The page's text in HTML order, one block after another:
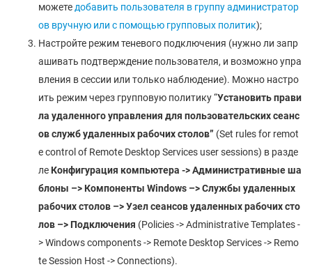
можете добавить пользователя в группу администратор
ов вручную или с помощью групповых политик);
Настройте режим теневого подключения (нужно ли запр
ашивать подтверждение пользователя, и возможно упра
вления в сессии или только наблюдение). Можно настро
ить режим через групповую политику “Установить прави
ла удаленного управления для пользовательских сеанс
ов служб удаленных рабочих столов” (Set rules for remot
e control of Remote Desktop Services user sessions) в разде
ле Конфигурация компьютера -> Административные ша
блоны –> Компоненты Windows –> Службы удаленных
рабочих столов –> Узел сеансов удаленных рабочих сто
лов –> Подключения (Policies -> Administrative Templates -
> Windows components -> Remote Desktop Services -> Remo
te Session Host -> Connections).